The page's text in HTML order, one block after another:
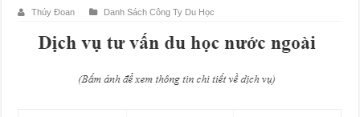
Thúy Đoan Danh Sách Công Ty Du Học